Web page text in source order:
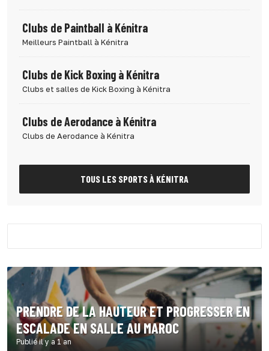
Clubs de Paintball à Kénitra
Meilleurs Paintball à Kénitra
Clubs de Kick Boxing à Kénitra
Clubs et salles de Kick Boxing à Kénitra
Clubs de Aerodance à Kénitra
Clubs de Aerodance à Kénitra
TOUS LES SPORTS À KÉNITRA
PRENDRE DE LA HAUTEUR ET PROGRESSER EN
ESCALADE EN SALLE AU MAROC
Publié il y a 1 an